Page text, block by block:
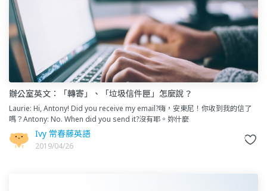
辦公室英文：「轉寄」、「垃圾信件匣」怎麼說？
Laurie: Hi, Antony! Did you receive my email?嗨，安東尼！你收到我的信了
嗎？Antony: No. When did you send it?沒有耶。妳什麼
Ivy 常春藤英語
2019/04/26